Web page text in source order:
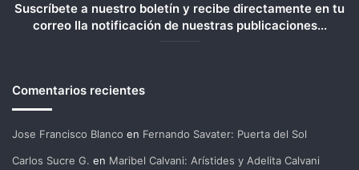
Suscríbete a nuestro boletín y recibe directamente en tu
correo lla notificación de nuestras publicaciones...
Comentarios recientes
Jose Francisco Blanco en Fernando Savater: Puerta del Sol
Carlos Sucre G. en Maribel Calvani: Arístides y Adelita Calvani